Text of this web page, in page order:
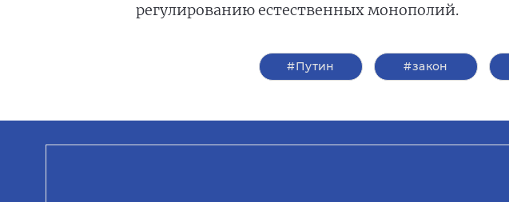
регулированию естественных монополий.
#Путин #закон